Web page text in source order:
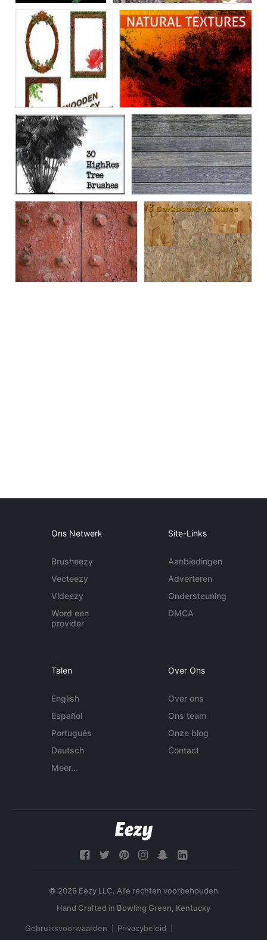
Ons Netwerk
Brusheezy
Vecteezy
Videezy
Word een
provider
Site-Links
Aanbiedingen
Adverteren
Ondersteuning
DMCA
Talen
English
Español
Português
Deutsch
Meer...
Over Ons
Over ons
Ons team
Onze blog
Contact
© 2026 Eezy LLC. Alle rechten voorbehouden
Gebruiksvoorwaarden Privacybeleid